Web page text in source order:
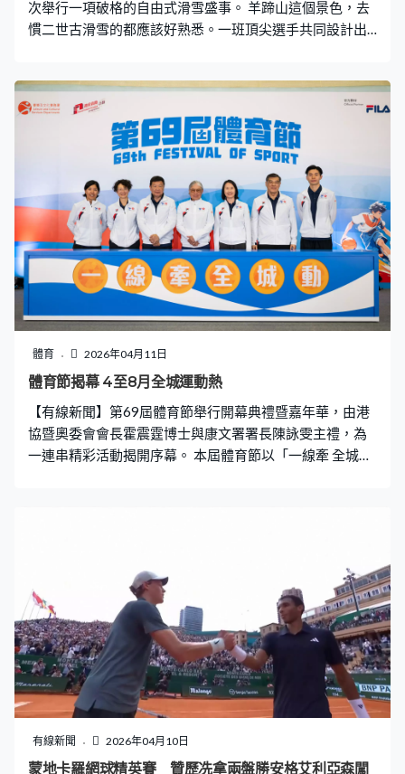
次舉行一項破格的自由式滑雪盛事。 羊蹄山這個景色，去
慣二世古滑雪的都應該好熟悉。一班頂尖選手共同設計出
及雪山變成高手們最狂野及獨特的遊樂場。 不用另外買票
看，有雪場的纜車票搭到上到去就可以近距離看到這班奧
運世界極限運動會的獎牌選手，包括平野步夢、鬼塚雅等
在上空飛過轉幾個圈落地。你飛我都飛，追求創意、激發
突破及展現自我，無分傷健。玩完二世古的春雪，六月就
輪到一班自由式單車狂人去奧地利設置場地齊齊飛、齊齊
玩了。
體育 2026年04月11日
體育節揭幕 4至8月全城運動熱
【有線新聞】第69屆體育節舉行開幕典禮暨嘉年華，由港
協暨奧委會會長霍震霆博士與康文署署長陳詠雯主禮，為
一連串精彩活動揭開序幕。 本屆體育節以「一線牽 全城
趣。霍震霆博士致辭時表示：「今屆體育節在全港各區舉
辦超過 50 項多元化的體育活動，實踐『全民運動』目標。
我們期望透過豐富的運動體驗，激發大眾嘗試不同運動，
並養成規律運動習慣，為香港社會注入正能量。」 港協暨
奧委會委任曾湛元（籃球）、林依諾（乒乓球）和陳晞文
（滑浪風帆）為本屆體育節大使，他們將親身參與不同體
育活動，分享自身運動經歷，鼓勵大眾培養健康生活習
慣。 4 月至 8 月期間，港協暨奧委會聯同各體育總會舉行
多元化的體育活動，適合不同年齡人士參與，無論是運動
有線新聞 2026年04月10日
蒙地卡羅網球精英賽 贊歷冼拿兩盤勝安格艾利亞森闖